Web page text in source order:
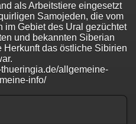
als Arbeitstiere eingesetzt
Samojeden, die vom
im Gebiet des Ural gezüchtet
und bekannten Siberian
Herkunft das östliche Sibirien
allgemeine-
info/